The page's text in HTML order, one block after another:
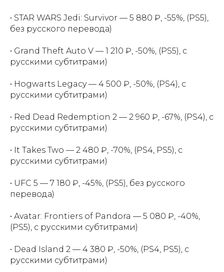
• STAR WARS Jedi: Survivor — 5 880 ₽, -55%, (PS5),
без русского перевода)
• Grand Theft Auto V — 1 210 ₽, -50%, (PS5), с
русскими субтитрами)
• Hogwarts Legacy — 4 500 ₽, -50%, (PS4), с
русскими субтитрами)
• Red Dead Redemption 2 — 2 960 ₽, -67%, (PS4), с
русскими субтитрами)
• It Takes Two — 2 480 ₽, -70%, (PS4, PS5), с
русскими субтитрами)
• UFC 5 — 7 180 ₽, -45%, (PS5), без русского
перевода)
• Avatar: Frontiers of Pandora — 5 080 ₽, -40%,
(PS5), с русскими субтитрами)
• Dead Island 2 — 4 380 ₽, -50%, (PS4, PS5), с
русскими субтитрами)